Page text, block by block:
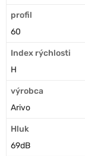
profil
60
Index rýchlosti
H
výrobca
Arivo
Hluk
69dB